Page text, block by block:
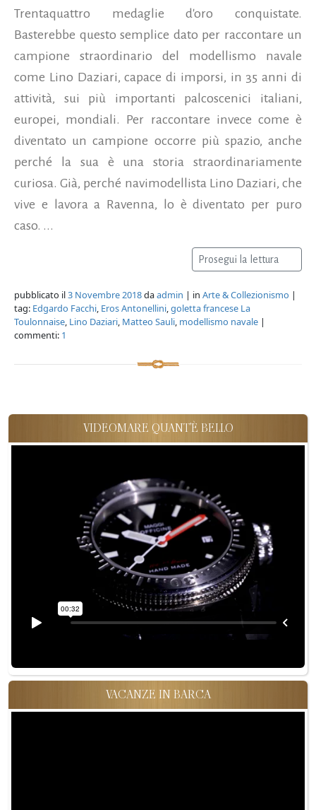
Trentaquattro medaglie d'oro conquistate.
Basterebbe questo semplice dato per raccontare un
campione straordinario del modellismo navale
come Lino Daziari, capace di imporsi, in 35 anni di
attività, sui più importanti palcoscenici italiani,
europei, mondiali. Per raccontare invece come è
diventato un campione occorre più spazio, anche
perché la sua è una storia straordinariamente
curiosa. Già, perché navimodellista Lino Daziari, che
vive e lavora a Ravenna, lo è diventato per puro
caso. ...
Prosegui la lettura
pubblicato il3 Novembre 2018daadmin | in Arte & Collezionismo |
tag: Edgardo Facchi, Eros Antonellini,goletta francese La
Toulonnaise, Lino Daziari, Matteo Sauli, modellismo navale |
commenti: 1
VIDEOMARE QUANT'È BELLO
VACANZE IN BARCA